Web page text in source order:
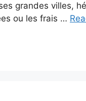
grandes villes,
ou les frais …